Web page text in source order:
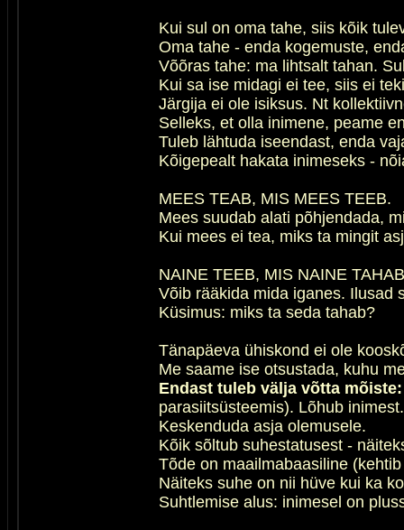
Kui sul on oma tahe, siis kõik
Oma tahe - enda kogemuste,
Võõras tahe: ma lihtsalt tahan.
Kui sa ise midagi ei tee, siis ei
Järgija ei ole isiksus. Nt
Selleks, et olla inimene, peame
Tuleb lähtuda iseendast, enda
Kõigepealt hakata inimeseks -
MEES TEAB, MIS MEES TEEB.
Mees suudab alati põhjendada,
Kui mees ei tea, miks ta mingit
NAINE TEEB, MIS NAINE
Võib rääkida mida iganes. Ilusad
Küsimus: miks ta seda tahab?
Tänapäeva ühiskond ei ole
Me saame ise otsustada, kuhu
Endast tuleb välja võtta
parasiitsüsteemis). Lõhub inimest.
Keskenduda asja olemusele.
Kõik sõltub suhestatusest -
Tõde on maailmabaasiline
Näiteks suhe on nii hüve kui ka
Suhtlemise alus: inimesel on